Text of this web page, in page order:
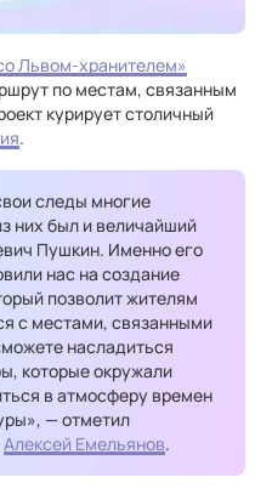
Львом-хранителем»
по местам, связанным
курирует столичный
.
следы многие
них был и величайший
Пушкин. Именно его
нас на создание
позволит жителям
с местами, связанными
насладиться
которые окружали
в атмосферу времен
— отметил
Алексей Емельянов.